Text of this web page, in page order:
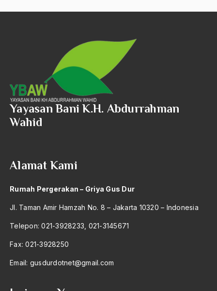
2003
2002
1998
1997
1996
1995
1994
pertentangan
Pertimbangan Geopolitis
Pertimbangan Politis
Pertumbuhan Ekonomi
Pertumbuhan Indonesia
Perubahan Politik
pesantren kajen
pesawat
PETA
Yayasan Bani K.H. Abdurrahman
Wahid
Alamat Kami
Rumah Pergerakan – Griya Gus Dur
Jl. Taman Amir Hamzah No. 8 – Jakarta 10320 – Indonesia
Telepon: 021-3928233, 021-3145671
Fax: 021-3928250
Email: gusdurdotnet@gmail.com